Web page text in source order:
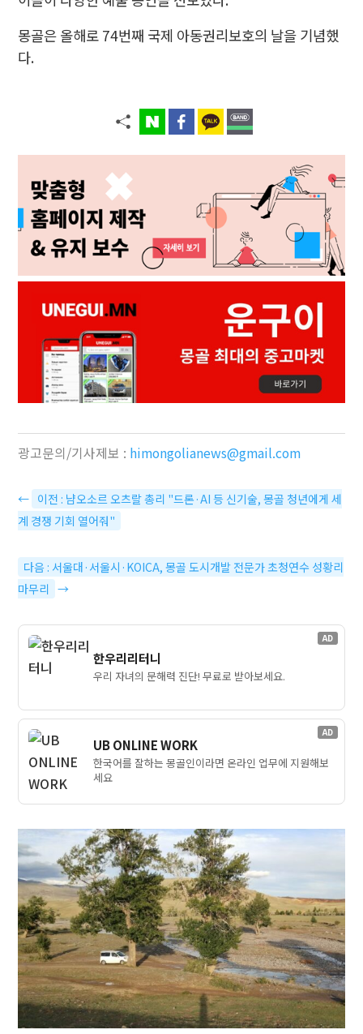
몽골은 올해로 74번째 국제 아동권리보호의 날을 기념했
다.
광고문의/기사제보 : himongolianews@gmail.com
← 이전 : 냠오소르 오츠랄 총리 "드론·AI 등 신기술, 몽골 청년에게 세
계 경쟁 기회 열어줘"
다음 : 서울대·서울시·KOICA, 몽골 도시개발 전문가 초청연수 성황리
마무리 →
AD
한우리리터니
우리 자녀의 문해력 진단! 무료로 받아보세요.
AD
UB ONLINE WORK
한국어를 잘하는 몽골인이라면 온라인 업무에 지원해보
세요